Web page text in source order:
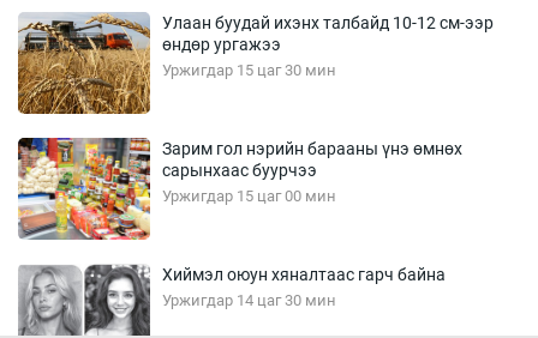
Улаан буудай ихэнх талбайд 10-12 см-ээр
өндөр ургажээ
Уржигдар 15 цаг 30 мин
Зарим гол нэрийн барааны үнэ өмнөх
сарынхаас буурчээ
Уржигдар 15 цаг 00 мин
Хиймэл оюун хяналтаас гарч байна
Уржигдар 14 цаг 30 мин